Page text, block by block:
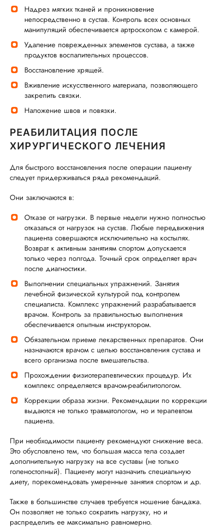
Надрез мягких тканей и проникновение
непосредственно в сустав. Контроль всех основных
манипуляций обеспечивается артроскопом с камерой.
Удаление поврежденных элементов сустава, а также
продуктов воспалительных процессов.
Восстановление хрящей.
Вживление искусственного материала, позволяющего
закрепить связки.
Наложение швов и повязки.
РЕАБИЛИТАЦИЯ ПОСЛЕ
ХИРУРГИЧЕСКОГО ЛЕЧЕНИЯ
Для быстрого восстановления после операции пациенту
следует придерживаться ряда рекомендаций.
Они заключаются в:
Отказе от нагрузки. В первые недели нужно полностью
отказаться от нагрузок на сустав. Любые передвижения
пациента совершаются исключительно на костылях.
Возврат к активным занятиям спортом допускается
только через полгода. Точный срок определяет врач
после диагностики.
Выполнении специальных упражнений. Занятия
лечебной физической культурой под контролем
специалиста. Комплекс упражнений разрабатывается
врачом. Контроль за правильностью выполнения
обеспечивается опытным инструктором.
Обязательном приеме лекарственных препаратов. Они
назначаются врачом с целью восстановления сустава и
всего организма после вмешательства.
Прохождении физиотерапевтических процедур. Их
комплекс определяется врачом-реабилитологом.
Коррекции образа жизни. Рекомендации по коррекции
выдаются не только травматологом, но и терапевтом
пациента.
При необходимости пациенту рекомендуют снижение веса.
Это обусловлено тем, что большая масса тела создает
дополнительную нагрузку на все суставы (не только
голеностопный). Пациенту могут назначить специальную
диету, порекомендовать умеренные занятия спортом и др.
Также в большинстве случаев требуется ношение бандажа.
Он позволяет не только сократить нагрузку, но и
распределить ее максимально равномерно.